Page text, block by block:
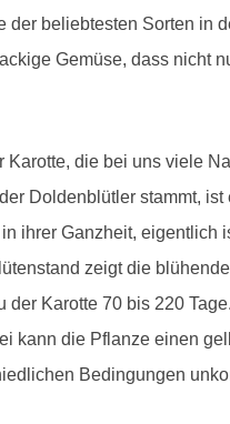
beliebtesten Sorten in
Gemüse, dass nicht
die bei uns viele
Doldenblütler stammt,
ihrer Ganzheit,
zeigt die
der Karotte 70 bis 220
kann die Pflanze einen
Bedingungen